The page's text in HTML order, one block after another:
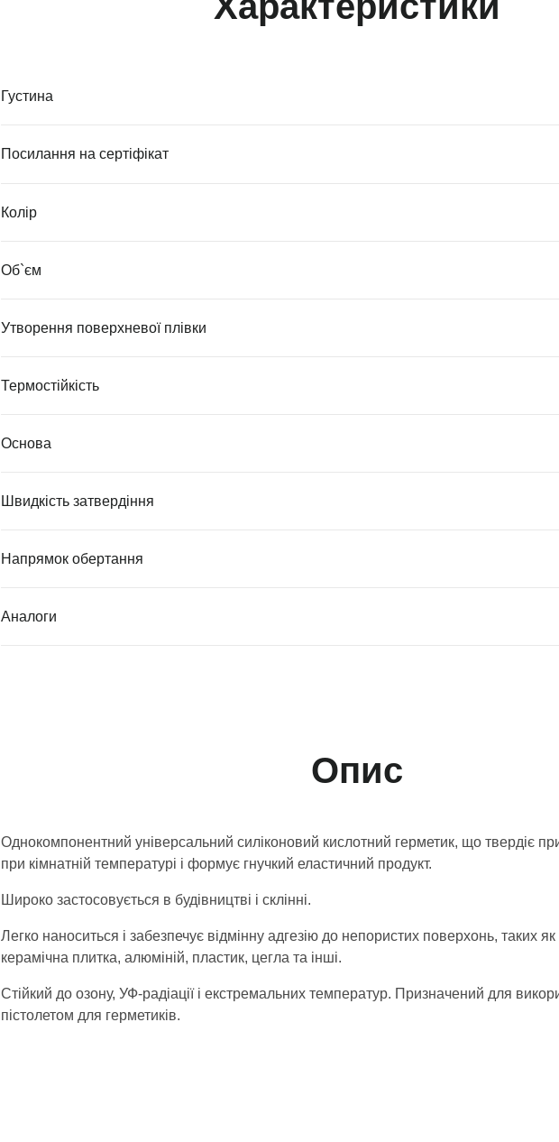
Густина
Посилання на сертіфікат
Колір
Об`єм
Утворення поверхневої плівки
Термостійкість
Основа
Швидкість затвердіння
Напрямок обертання
Аналоги
Опис
Однокомпонентний універсальний силіконовий кислотний герметик, що твердіє
при кімнатній температурі і формує гнучкий еластичний продукт.
Широко застосовується в будівництві і склінні.
Легко наноситься і забезпечує відмінну адгезію до непористих поверхонь, таких
керамічна плитка, алюміній, пластик, цегла та інші.
Стійкий до озону, УФ-радіації і екстремальних температур. Призначений для
пістолетом для герметиків.